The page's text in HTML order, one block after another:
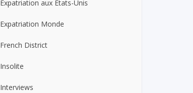
Expatriation aux États-Unis
Expatriation Monde
French District
Insolite
Interviews